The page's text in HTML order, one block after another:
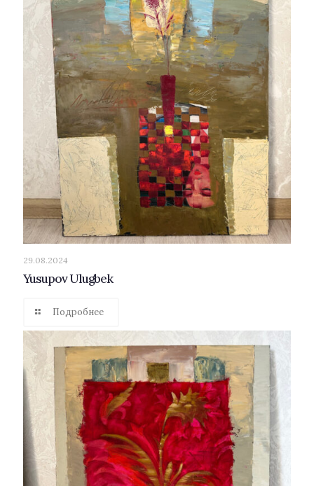
29.08.2024
Yusupov Ulugbek
Подробнее